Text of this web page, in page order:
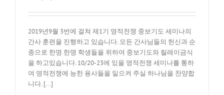
2019년9월 3번에 걸쳐 제1기 영적전쟁 중보기도 세미나의
간사 훈련을 진행하고 있습니다. 모든 간사님들의 헌신과 순
종으로 한명 한명 학생들을 위하여 중보기도와 릴레이금식
을 하고있습니다. 10/20-23에 있을 영적전쟁 세미나를 통하
여 영적전쟁에 능한 용사들을 일으켜 주실 하나님을 찬양합
니다. [...]